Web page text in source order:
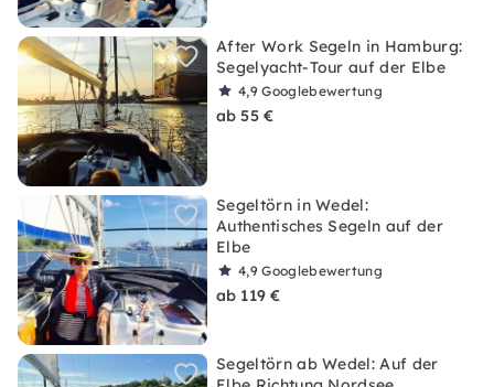
After Work Segeln in Hamburg:
Segelyacht-Tour auf der Elbe
4,9Googlebewertung
ab 55 €
Segeltörn in Wedel:
Authentisches Segeln auf der
Elbe
4,9Googlebewertung
ab 119 €
Segeltörn ab Wedel: Auf der